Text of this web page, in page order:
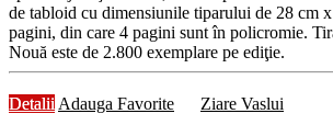
de tabloid cu dimensiunile tiparului de 28 cm
pagini, din care 4 pagini sunt în policromie.
Nouă este de 2.800 exemplare pe ediţie.
Detalii Adauga Favorite Ziare Vaslui